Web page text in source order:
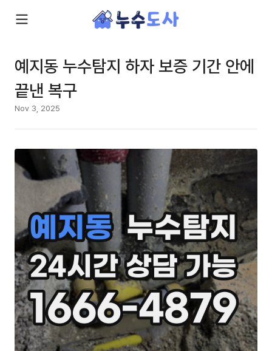
예지동 누수탐지 하자 보증 기간 안에
끝낸 복구
Nov 3, 2025